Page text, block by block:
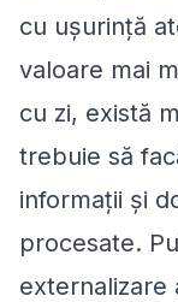
cu ușurință
valoare mai
cu zi, există
trebuie să
informații și
procesate.
externalizare